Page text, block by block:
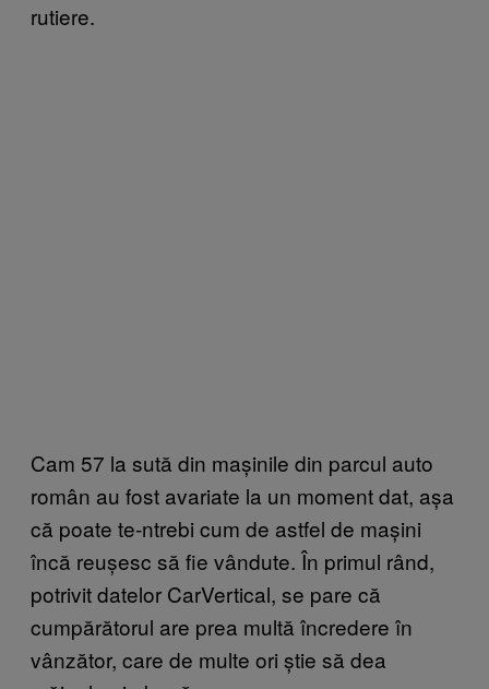
rutiere.
Cam 57 la sută din mașinile din parcul auto
român au fost avariate la un moment dat, așa
că poate te-ntrebi cum de astfel de mașini
încă reușesc să fie vândute. În primul rând,
potrivit datelor CarVertical, se pare că
cumpărătorul are prea multă încredere în
vânzător, care de multe ori știe să dea